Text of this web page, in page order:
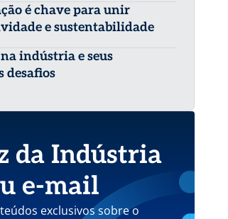
é chave para unir
e sustentabilidade
indústria e seus
desafios
da Indústria
e-mail
exclusivos sobre o